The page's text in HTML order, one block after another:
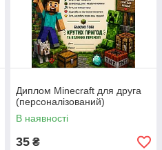
Диплом Minecraft для друга
(персоналізований)
В наявності
35 ₴